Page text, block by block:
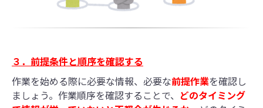
３．前提条件と順序を確認する
作業を始める際に必要な情報、必要な前提作業を確認し
ましょう。作業順序を確認することで、 どのタイミング